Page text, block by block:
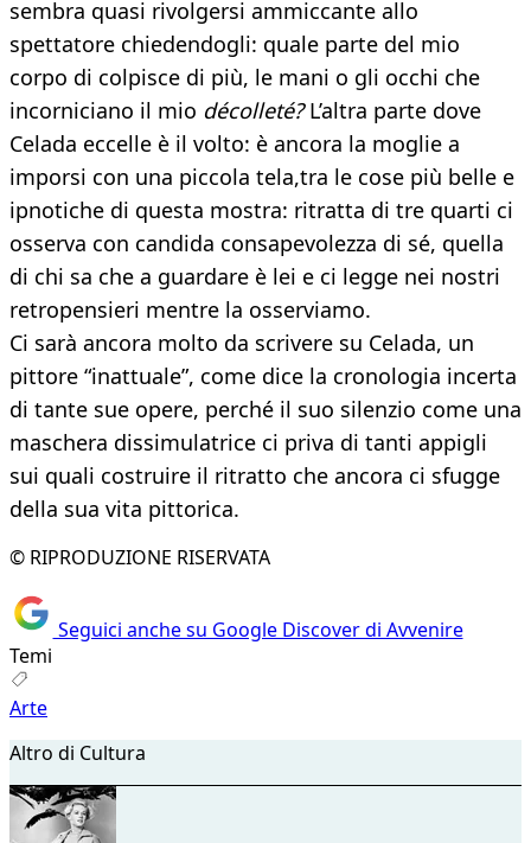
sembra quasi rivolgersi ammiccante allo
spettatore chiedendogli: quale parte del mio
corpo di colpisce di più, le mani o gli occhi che
incorniciano il mio décolleté?L’altra parte dove
Celada eccelle è il volto: è ancora la moglie a
imporsi con una piccola tela,tra le cose più belle e
ipnotiche di questa mostra: ritratta di tre quarti ci
osserva con candida consapevolezza di sé, quella
di chi sa che a guardare è lei e ci legge nei nostri
retropensieri mentre la osserviamo.
Ci sarà ancora molto da scrivere su Celada, un
pittore “inattuale”, come dice la cronologia incerta
di tante sue opere, perché il suo silenzio come una
maschera dissimulatrice ci priva di tanti appigli
sui quali costruire il ritratto che ancora ci sfugge
della sua vita pittorica.
© RIPRODUZIONE RISERVATA
Seguici anche su Google Discover di Avvenire
Temi
Arte
Altro di Cultura